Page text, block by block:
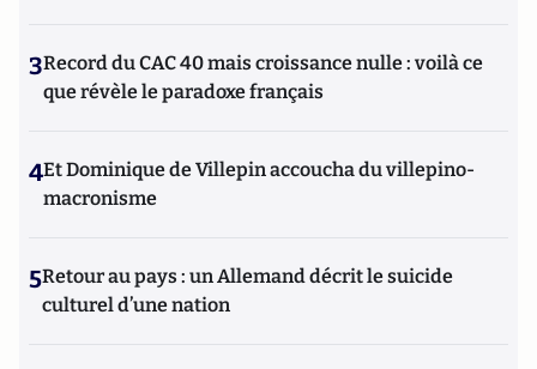
3Record du CAC 40 mais croissance nulle : voilà ce
que révèle le paradoxe français
4Et Dominique de Villepin accoucha du villepino-
macronisme
5Retour au pays : un Allemand décrit le suicide
culturel d’une nation